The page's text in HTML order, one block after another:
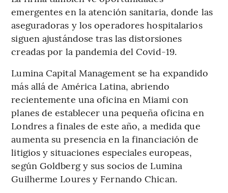
emergentes en la atención sanitaria, donde las
aseguradoras y los operadores hospitalarios
siguen ajustándose tras las distorsiones
creadas por la pandemia del Covid-19.
Lumina Capital Management se ha expandido
más allá de América Latina, abriendo
recientemente una oficina en Miami con
planes de establecer una pequeña oficina en
Londres a finales de este año, a medida que
aumenta su presencia en la financiación de
litigios y situaciones especiales europeas,
según Goldberg y sus socios de Lumina
Guilherme Loures y Fernando Chican.